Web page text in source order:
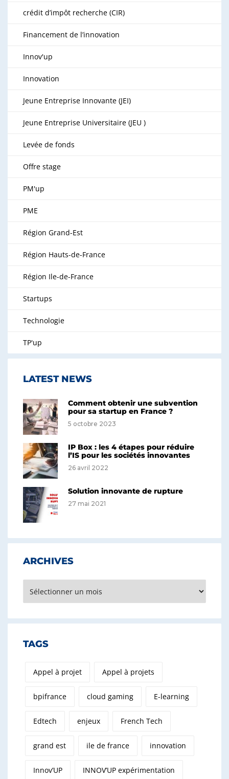
crédit d’impôt recherche (CIR)
Financement de l’innovation
Innov'up
Innovation
Jeune Entreprise Innovante (JEI)
Jeune Entreprise Universitaire (JEU )
Levée de fonds
Offre stage
PM'up
PME
Région Grand-Est
Région Hauts-de-France
Région Ile-de-France
Startups
Technologie
TP'up
LATEST NEWS
Comment obtenir une subvention
pour sa startup en France ?
5 octobre 2023
IP Box : les 4 étapes pour réduire
l’IS pour les sociétés innovantes
26 avril 2022
Solution innovante de rupture
27 mai 2021
ARCHIVES
TAGS
Appel à projet Appel à projets
bpifrance cloud gaming E-learning
Edtech enjeux French Tech
grand est ile de france innovation
Innov’UP INNOV’UP expérimentation